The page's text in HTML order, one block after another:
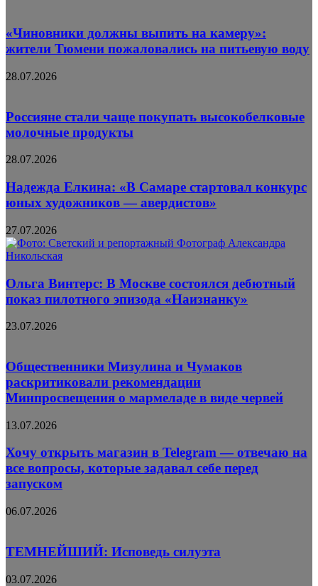
«Чиновники должны выпить на камеру»:
жители Тюмени пожаловались на питьевую воду
28.07.2026
Россияне стали чаще покупать высокобелковые
молочные продукты
28.07.2026
Надежда Елкина: «В Самаре стартовал конкурс
юных художников — авердистов»
27.07.2026
Ольга Винтерс: В Москве состоялся дебютный
показ пилотного эпизода «Наизнанку»
23.07.2026
Общественники Мизулина и Чумаков
раскритиковали рекомендации
Минпросвещения о мармеладе в виде червей
13.07.2026
Хочу открыть магазин в Telegram — отвечаю на
все вопросы, которые задавал себе перед
запуском
06.07.2026
ТЕМНЕЙШИЙ: Исповедь силуэта
03.07.2026